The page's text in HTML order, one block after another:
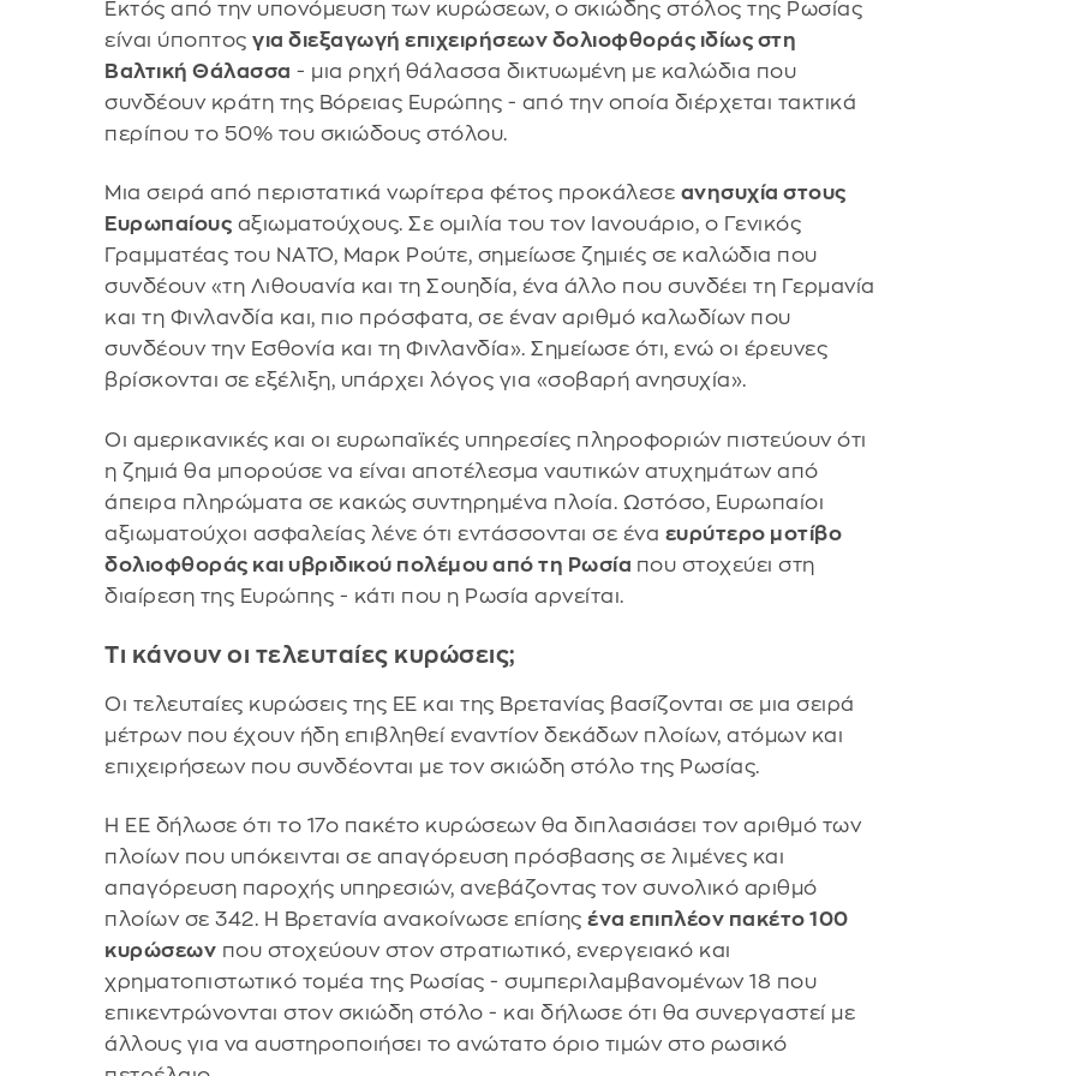
Εκτός από την υπονόμευση των κυρώσεων, ο σκιώδης στόλος της Ρωσίας
είναι ύποπτοςγια διεξαγωγή επιχειρήσεων δολιοφθοράς ιδίως στη
Βαλτική Θάλασσα - μια ρηχή θάλασσα δικτυωμένη με καλώδια που
συνδέουν κράτη της Βόρειας Ευρώπης - από την οποία διέρχεται τακτικά
περίπου το 50% του σκιώδους στόλου.
Μια σειρά από περιστατικά νωρίτερα φέτος προκάλεσε ανησυχία στους
Ευρωπαίους αξιωματούχους. Σε ομιλία του τον Ιανουάριο, ο Γενικός
Γραμματέας του ΝΑΤΟ, Μαρκ Ρούτε, σημείωσε ζημιές σε καλώδια που
συνδέουν «τη Λιθουανία και τη Σουηδία, ένα άλλο που συνδέει τη Γερμανία
και τη Φινλανδία και, πιο πρόσφατα, σε έναν αριθμό καλωδίων που
συνδέουν την Εσθονία και τη Φινλανδία». Σημείωσε ότι, ενώ οι έρευνες
βρίσκονται σε εξέλιξη, υπάρχει λόγος για «σοβαρή ανησυχία».
Οι αμερικανικές και οι ευρωπαϊκές υπηρεσίες πληροφοριών πιστεύουν ότι
η ζημιά θα μπορούσε να είναι αποτέλεσμα ναυτικών ατυχημάτων από
άπειρα πληρώματα σε κακώς συντηρημένα πλοία. Ωστόσο, Ευρωπαίοι
αξιωματούχοι ασφαλείας λένε ότι εντάσσονται σε ένα ευρύτερο μοτίβο
δολιοφθοράς και υβριδικού πολέμου από τη Ρωσία που στοχεύει στη
διαίρεση της Ευρώπης - κάτι που η Ρωσία αρνείται.
Τι κάνουν οι τελευταίες κυρώσεις;
Οι τελευταίες κυρώσεις της ΕΕ και της Βρετανίας βασίζονται σε μια σειρά
μέτρων που έχουν ήδη επιβληθεί εναντίον δεκάδων πλοίων, ατόμων και
επιχειρήσεων που συνδέονται με τον σκιώδη στόλο της Ρωσίας.
Η ΕΕ δήλωσε ότι το 17ο πακέτο κυρώσεων θα διπλασιάσει τον αριθμό των
πλοίων που υπόκεινται σε απαγόρευση πρόσβασης σε λιμένες και
απαγόρευση παροχής υπηρεσιών, ανεβάζοντας τον συνολικό αριθμό
πλοίων σε 342. Η Βρετανία ανακοίνωσε επίσηςένα επιπλέον πακέτο 100
κυρώσεων που στοχεύουν στον στρατιωτικό, ενεργειακό και
χρηματοπιστωτικό τομέα της Ρωσίας - συμπεριλαμβανομένων 18 που
επικεντρώνονται στον σκιώδη στόλο - και δήλωσε ότι θα συνεργαστεί με
άλλους για να αυστηροποιήσει το ανώτατο όριο τιμών στο ρωσικό